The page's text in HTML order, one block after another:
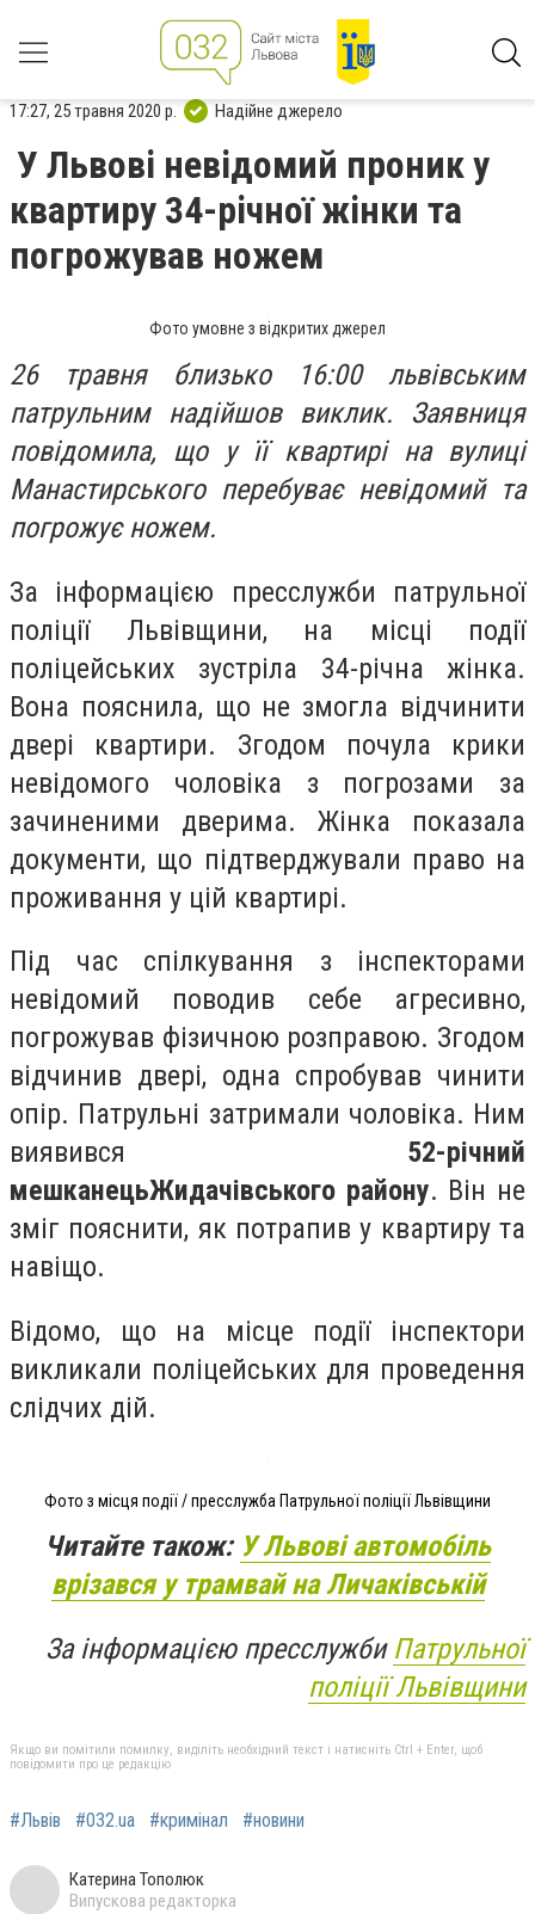
17:27, 25 травня 2020 р. Надійне джерело
У Львові невідомий проник у
квартиру 34-річної жінки та
погрожував ножем
Фото умовне з відкритих джерел
26 травня близько 16:00 львівським
патрульним надійшов виклик. Заявниця
повідомила, що у її квартирі на вулиці
Манастирського перебуває невідомий та
погрожує ножем.
За інформацією пресслужби патрульної
поліції Львівщини, на місці події
поліцейських зустріла 34-річна жінка.
Вона пояснила, що не змогла відчинити
двері квартири. Згодом почула крики
невідомого чоловіка з погрозами за
зачиненими дверима. Жінка показала
документи, що підтверджували право на
проживання у цій квартирі.
Під час спілкування з інспекторами
невідомий поводив себе агресивно,
погрожував фізичною розправою. Згодом
відчинив двері, одна спробував чинити
опір. Патрульні затримали чоловіка. Ним
виявився 52-річний
мешканецьЖидачівського району. Він не
зміг пояснити, як потрапив у квартиру та
навіщо.
Відомо, що на місце події інспектори
викликали поліцейських для проведення
слідчих дій.
Фото з місця події / пресслужба Патрульної поліції Львівщини
Читайте також: У Львові автомобіль
врізався у трамвай на Личаківській
За інформацією пресслужби Патрульної
поліції Львівщини
Якщо ви помітили помилку, виділіть необхідний текст і натисніть Ctrl + Enter, щоб
повідомити про це редакцію
#Львів #032.ua #кримінал #новини
Катерина Тополюк
Випускова редакторка